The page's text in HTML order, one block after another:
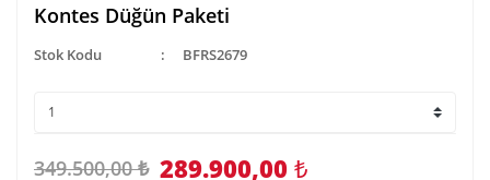
Kontes Düğün Paketi
Stok Kodu BFRS2679
349.500,00 ₺ 289.900,00 ₺